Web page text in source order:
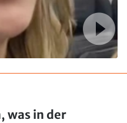
was in der